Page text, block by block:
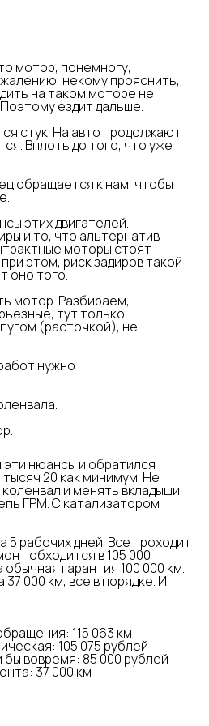
мотор, понемногу,
некому прояснить,
на таком моторе не
ездит дальше.
стук. На авто продолжают
Вплоть до того, что уже
обращается к нам, чтобы
этих двигателей.
и то, что альтернатив
моторы стоят
этом, риск задиров такой
оно того.
мотор. Разбираем,
тут только
(расточкой), не
нужно:
эти нюансы и обратился
20 как минимум. Не
и менять вкладыши,
ГРМ. С катализатором
рабочих дней. Все проходит
обходится в 105 000
гарантия 100 000 км.
000 км, все в порядке. И
115 063 км
105 075 рублей
вовремя: 85 000 рублей
37 000 км